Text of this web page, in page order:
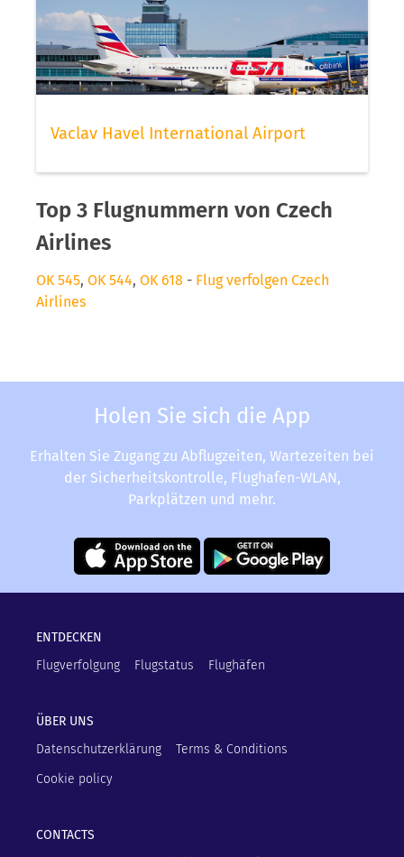
Vaclav Havel International Airport
Top 3 Flugnummern von Czech
Airlines
OK 545, OK 544, OK 618 - Flug verfolgen Czech
Airlines
Holen Sie sich die App
Erhalten Sie Zugang zu Abflugzeiten, Wartezeiten bei
der Sicherheitskontrolle, Flughafen-WLAN,
Parkplätzen und mehr.
ENTDECKEN
Flugverfolgung
Flugstatus Flughäfen
ÜBER UNS
Datenschutzerklärung
Terms & Conditions
Cookie policy
CONTACTS